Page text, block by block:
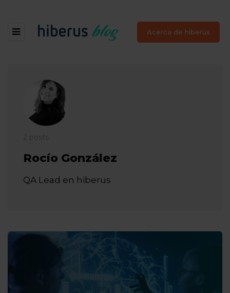
Acerca de hiberus
Rocío González
QA Lead en hiberus